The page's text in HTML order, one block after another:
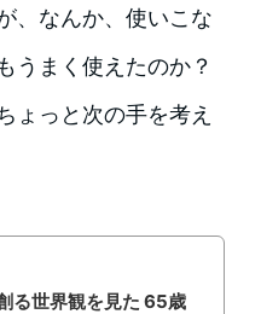
、なんか、使いこな
うまく使えたのか？
ょっと次の手を考え
る世界観を見た 65歳